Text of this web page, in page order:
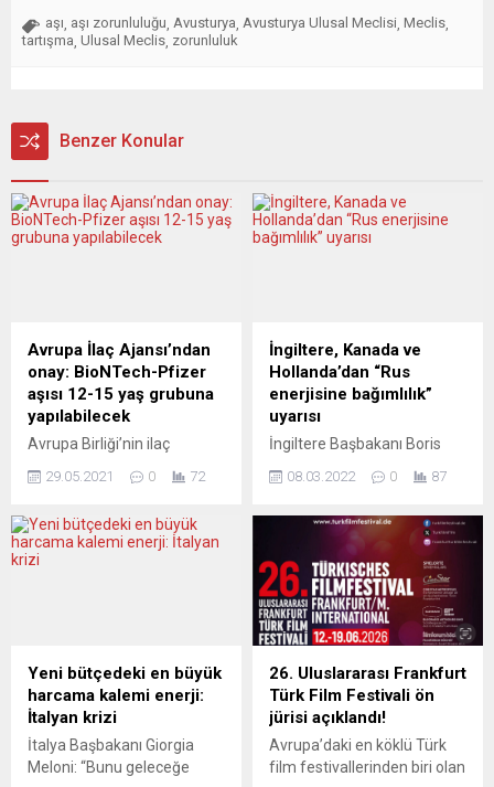
aşı aşı zorunluluğu Avusturya Avusturya Ulusal Meclisi Meclis
tartışma Ulusal Meclis zorunluluk
Benzer Konular
Avrupa İlaç Ajansı’ndan
onay: BioNTech-Pfizer
aşısı 12-15 yaş grubuna
yapılabilecek
Avrupa Birliği’nin ilaç
düzenleyicisi Avrupa İlaç
Ajansı (EMA), BioNTech-
koronavirüse (Covid-19)
karşı geliştirdiği aşının 12-15
EMA’dan yapılan
açıklamada, şu anda 16
yaşındakiler ve daha
büyüklere yapılabilen aşının
etkisinin 12-15 yaş
grubundaki 2 bin 260 kişide
29.05.2021 0 72
İngiltere, Kanada ve
Hollanda’dan “Rus
enerjisine bağımlılık”
uyarısı
İngiltere Başbakanı Boris
Johnson, Kanada Başbakanı
Justin Trudeau ve Hollanda
Avrupa ülkelerinin Rus
petrol ve doğal gazına
bağımlılıktan kurtulmasının
önemli olduğu ancak bunun
“adım adım” yapılması
gerektiği konusunda uyardı.
Johnson, Başbakanlık Ofisi
10 Numara’da, Kanada
Başbakanı Trudeau ve
Hollanda Başbakanı Rutte ile
Rusya-Ukrayna savaşına
ilişkin görüşmelerinin...
08.03.2022 0 87
Yeni bütçedeki en büyük
harcama kalemi enerji:
İtalyan krizi
İtalya Başbakanı Giorgia
Meloni: “Bunu geleceğe
26. Uluslararası Frankfurt
Türk Film Festivali ön
jürisi açıklandı!
Avrupa’daki en köklü Türk
film festivallerinden biri olan